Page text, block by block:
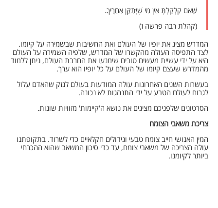
שֶׁאִם קִלְקַלְתָּ אֵין מִי שֶׁיְּתַקֵּן אַחֲרֶיךָ.
(קהלת רבה פרשה ז)
המדרש מציג את יופיו של העולם ואת החשיבות שבשמירה על קיומו.
לצד התפיסה העולה מהקשרו של המדרש, שלפיה השמירה על העולם
היא על ידי עשיית מעשים טובים שימנעו את החרבת העולם, ניתן ללמוד
מהמדרש שעצם קיומו של העולם על כל יופיו הוא ערך.
בעשרות השנים האחרונות עולה המודעות בעולם לנזק שהאדם עלול
לגרום לעולם הטבע על ידי התנהגות לא נכונה.
הסרטונים שלפניכם מציגים את נושא ה'קיימות' מזוויות שונות.
צריכת משאבי הצומח
המין האנושי חייב צומח טבעי וגידולים חקלאיים כדי לשרוד. בתקופתנו
עולה הצריכה של משאבי צומח, עד כדי סיכון המשאב שהוא ההכרחי
ביותר לקיומנו.